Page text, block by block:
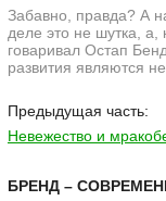
Забавно, правда? А
деле это не шутка, а,
говаривал Остап
развития являются
Предыдущая часть:
Невежество и
БРЕНД –